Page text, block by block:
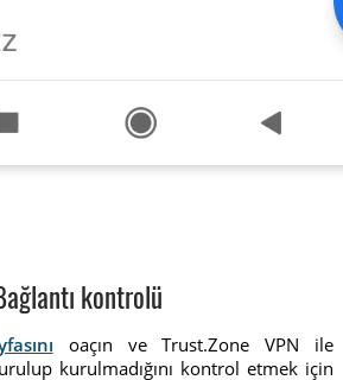
kontrolü
oaçın ve Trust.Zone VPN ile
kurulmadığını kontrol etmek için